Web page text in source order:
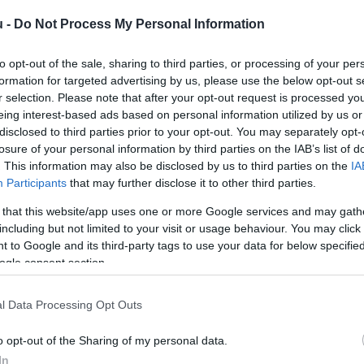
- Do Not Process My Personal Information
opt-out of the sale, sharing to third parties, or processing of your
for targeted advertising by us, please use the below opt-out
selection. Please note that after your opt-out request is processed
interest-based ads based on personal information utilized by us
to third parties prior to your opt-out. You may separately
of your personal information by third parties on the IAB’s list of
This information may also be disclosed by us to third parties on the
Participants that may further disclose it to other third parties.
that this website/app uses one or more Google services and may
but not limited to your visit or usage behaviour. You may
to Google and its third-party tags to use your data for below
consent section.
Data Processing Opt Outs
opt-out of the Sharing of my personal data.
1-ig mintegy 400 ezer cégtől vár
több mint 100 ezer társaságtól a
a hivatal.
forrásként a Google Keresőben!